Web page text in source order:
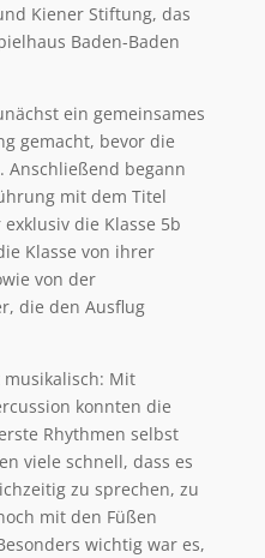
Kiener Stiftung, das
Baden-Baden
ein gemeinsames
gemacht, bevor die
Anschließend begann
mit dem Titel
die Klasse 5b
Klasse von ihrer
von der
die den Ausflug
Mit
konnten die
Rhythmen selbst
viele schnell, dass es
zu sprechen, zu
mit den Füßen
wichtig war es,